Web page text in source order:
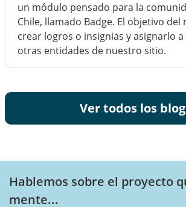
un módulo pensado para la
Chile, llamado Badge. El objetivo del
crear logros o insignias y asignarlo
otras entidades de nuestro sitio.
Ver todos los
Hablemos sobre el proyecto
mente...